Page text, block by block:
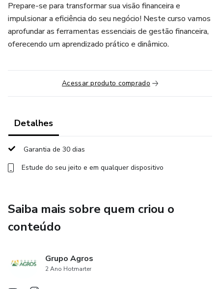
Prepare-se para transformar sua visão financeira e
impulsionar a eficiência do seu negócio! Neste curso vamos
aprofundar as ferramentas essenciais de gestão financeira,
oferecendo um aprendizado prático e dinâmico.
Acessar produto comprado
Detalhes
Garantia de 30 dias
Estude do seu jeito e em qualquer dispositivo
Saiba mais sobre quem criou o
conteúdo
Grupo Agros
2 Ano Hotmarter